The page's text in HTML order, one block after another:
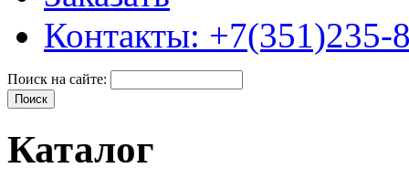
Контакты: +7(351)235-
Поиск на сайте:
Каталог